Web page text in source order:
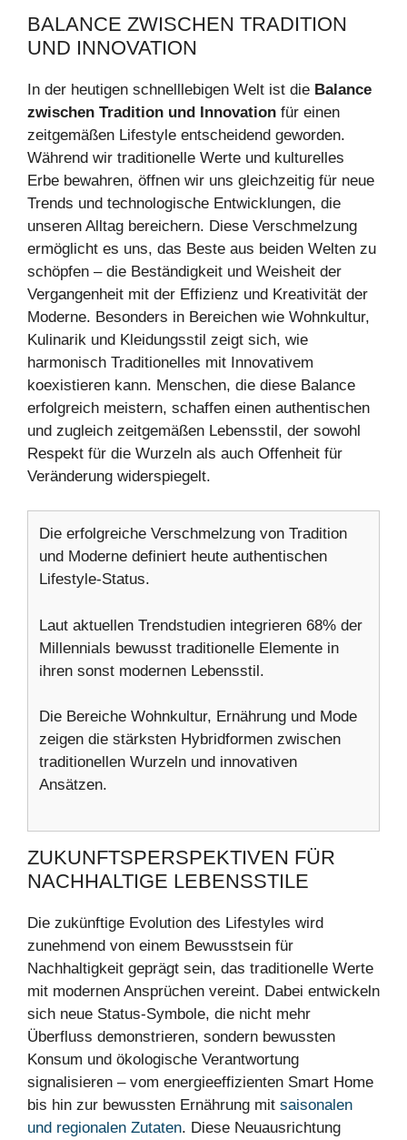
BALANCE ZWISCHEN TRADITION
UND INNOVATION
In der heutigen schnelllebigen Welt ist die Balance
zwischen Tradition und Innovation für einen
zeitgemäßen Lifestyle entscheidend geworden.
Während wir traditionelle Werte und kulturelles
Erbe bewahren, öffnen wir uns gleichzeitig für neue
Trends und technologische Entwicklungen, die
unseren Alltag bereichern. Diese Verschmelzung
ermöglicht es uns, das Beste aus beiden Welten zu
schöpfen – die Beständigkeit und Weisheit der
Vergangenheit mit der Effizienz und Kreativität der
Moderne. Besonders in Bereichen wie Wohnkultur,
Kulinarik und Kleidungsstil zeigt sich, wie
harmonisch Traditionelles mit Innovativem
koexistieren kann. Menschen, die diese Balance
erfolgreich meistern, schaffen einen authentischen
und zugleich zeitgemäßen Lebensstil, der sowohl
Respekt für die Wurzeln als auch Offenheit für
Veränderung widerspiegelt.
Die erfolgreiche Verschmelzung von Tradition
und Moderne definiert heute authentischen
Lifestyle-Status.
Laut aktuellen Trendstudien integrieren 68% der
Millennials bewusst traditionelle Elemente in
ihren sonst modernen Lebensstil.
Die Bereiche Wohnkultur, Ernährung und Mode
zeigen die stärksten Hybridformen zwischen
traditionellen Wurzeln und innovativen
Ansätzen.
ZUKUNFTSPERSPEKTIVEN FÜR
NACHHALTIGE LEBENSSTILE
Die zukünftige Evolution des Lifestyles wird
zunehmend von einem Bewusstsein für
Nachhaltigkeit geprägt sein, das traditionelle Werte
mit modernen Ansprüchen vereint. Dabei entwickeln
sich neue Status-Symbole, die nicht mehr
Überfluss demonstrieren, sondern bewussten
Konsum und ökologische Verantwortung
signalisieren – vom energieeffizienten Smart Home
bis hin zur bewussten Ernährung mit saisonalen
und regionalen Zutaten. Diese Neuausrichtung